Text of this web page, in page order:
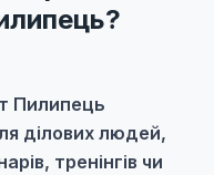
Пилипець
ділових людей,
тренінгів чи